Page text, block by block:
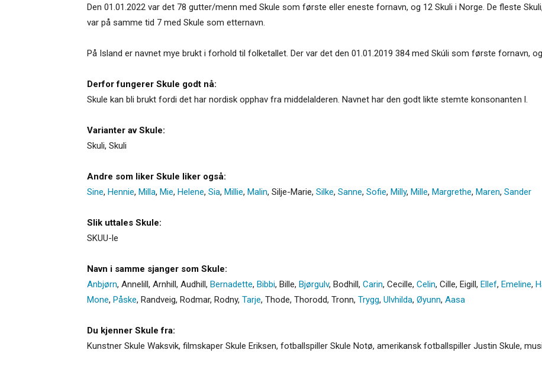
Den 01.01.2022 var det 78 gutter/menn med Skule som første eller eneste fornavn, og 12 Skuli i Norge. De fleste
var på samme tid 7 med Skule som etternavn.
På Island er navnet mye brukt i forhold til folketallet. Der var det den 01.01.2019 384 med Skúli som første fornavn,
Derfor fungerer Skule godt nå:
Skule kan bli brukt fordi det har nordisk opphav fra middelalderen. Navnet har den godt likte stemte konsonanten l.
Varianter av Skule:
Skuli, Skuli
Andre som liker Skule liker også:
Sine, Hennie, Milla, Mie, Helene, Sia, Millie, Malin, Silje-Marie, Silke, Sanne, Sofie, Milly, Mille, Margrethe, Maren, Sander
Slik uttales Skule:
SKUU-le
Navn i samme sjanger som Skule:
Anbjørn, Annelill, Arnhill, Audhill, Bernadette, Bibbi, Bille, Bjørgulv, Bodhill, Carin, Cecille, Celin, Cille, Eigill, Ellef, Emeline,
Mone, Påske, Randveig, Rodmar, Rodny, Tarje, Thode, Thorodd, Tronn, Trygg, Ulvhilda, Øyunn, Aasa
Du kjenner Skule fra:
Kunstner Skule Waksvik, filmskaper Skule Eriksen, fotballspiller Skule Notø, amerikansk fotballspiller Justin Skule,